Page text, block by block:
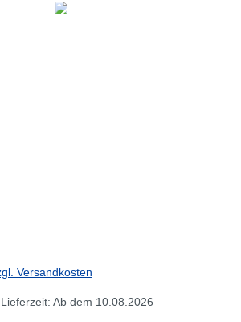
Versandkosten
Ab dem 10.08.2026